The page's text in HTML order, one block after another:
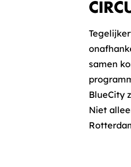
samen
BlueCity
Niet